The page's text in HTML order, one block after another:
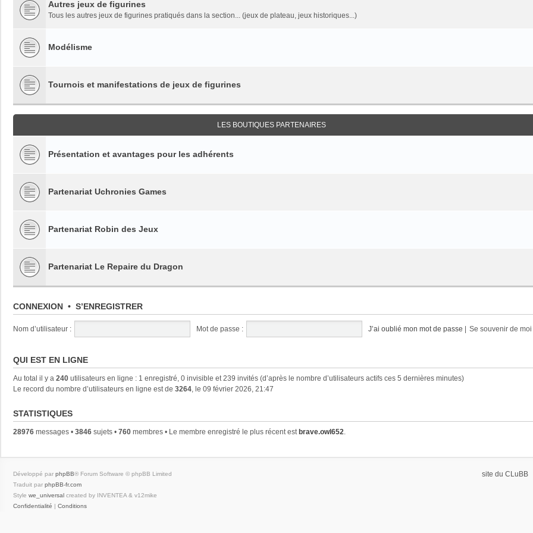
Autres jeux de figurines
Tous les autres jeux de figurines pratiqués dans la section... (jeux de plateau, jeux historiques...)
Modélisme
Tournois et manifestations de jeux de figurines
LES BOUTIQUES PARTENAIRES
Présentation et avantages pour les adhérents
Partenariat Uchronies Games
Partenariat Robin des Jeux
Partenariat Le Repaire du Dragon
CONNEXION • S’ENREGISTRER
Nom d’utilisateur : Mot de passe : J’ai oublié mon mot de passe | Se souvenir de moi
QUI EST EN LIGNE
Au total il y a 240 utilisateurs en ligne : 1 enregistré, 0 invisible et 239 invités (d’après le nombre d’utilisateurs actifs ces 5 dernières minutes)
Le record du nombre d’utilisateurs en ligne est de 3264, le 09 février 2026, 21:47
STATISTIQUES
28976 messages • 3846 sujets • 760 membres • Le membre enregistré le plus récent estbrave.owl652.
site du CLuBB
Développé par phpBB® Forum Software © phpBB Limited
Traduit par phpBB-fr.com
Style we_universal created by INVENTEA & v12mike
Confidentialité | Conditions